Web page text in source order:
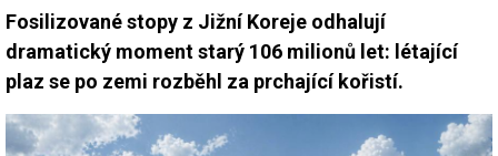
Fosilizované stopy z Jižní Koreje odhalují
dramatický moment starý 106 milionů let: létající
plaz se po zemi rozběhl za prchající kořistí.